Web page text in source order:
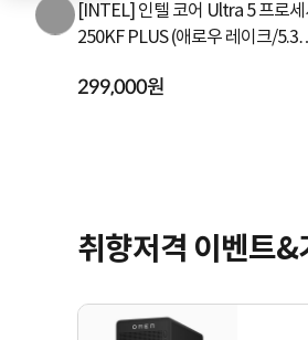
프로세서 [INTEL] 인텔 코어 Ultra 5 프로세
250KF PLUS (애로우 레이크/
299,000원
취향저격 이벤트&